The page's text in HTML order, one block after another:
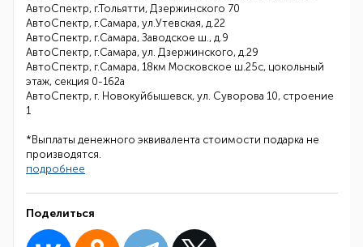
АвтоСпектр, г.Тольятти, Дзержинского 70
АвтоСпектр, г.Самара, ул.Утевская, д.22
АвтоСпектр, г.Самара, Заводское ш., д.9
АвтоСпектр, г.Самара, ул. Дзержинского, д.29
АвтоСпектр, г.Самара, 18км Московское ш.25с, цокольный
этаж, секция 0-162а
АвтоСпектр, г. Новокуйбышевск, ул. Суворова 10, строение
1
*Выплаты денежного эквивалента стоимости подарка не
производятся.
подробнее
Поделиться